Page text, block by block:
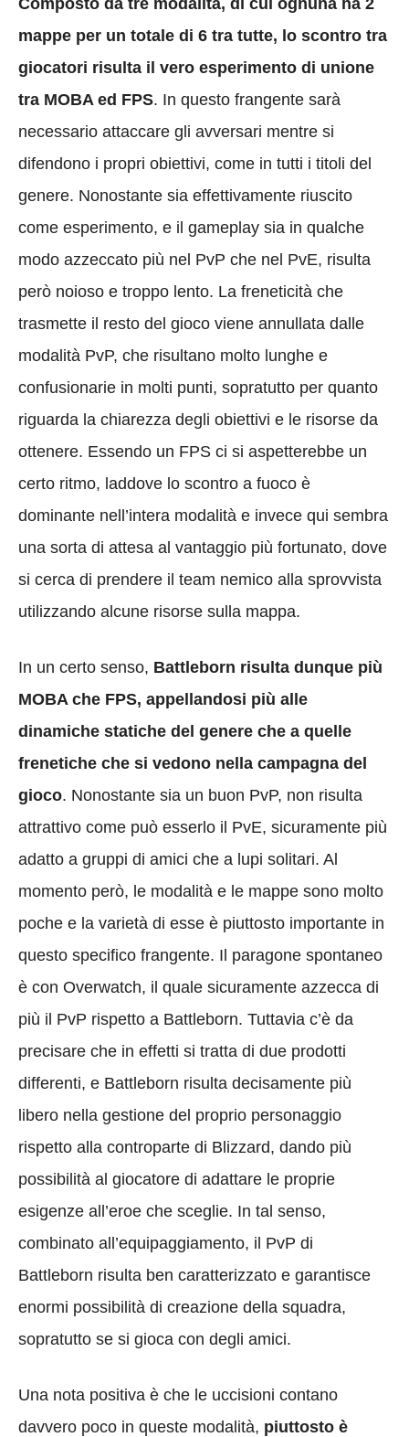
mappe per un totale di 6 tra tutte, lo scontro tra
giocatori risulta il vero esperimento di unione
tra MOBA ed FPS. In questo frangente sarà
necessario attaccare gli avversari mentre si
difendono i propri obiettivi, come in tutti i titoli del
genere. Nonostante sia effettivamente riuscito
come esperimento, e il gameplay sia in qualche
modo azzeccato più nel PvP che nel PvE, risulta
però noioso e troppo lento. La freneticità che
trasmette il resto del gioco viene annullata dalle
modalità PvP, che risultano molto lunghe e
confusionarie in molti punti, sopratutto per quanto
riguarda la chiarezza degli obiettivi e le risorse da
ottenere. Essendo un FPS ci si aspetterebbe un
certo ritmo, laddove lo scontro a fuoco è
dominante nell’intera modalità e invece qui sembra
una sorta di attesa al vantaggio più fortunato, dove
si cerca di prendere il team nemico alla sprovvista
utilizzando alcune risorse sulla mappa.
In un certo senso, Battleborn risulta dunque più
MOBA che FPS, appellandosi più alle
dinamiche statiche del genere che a quelle
frenetiche che si vedono nella campagna del
gioco. Nonostante sia un buon PvP, non risulta
attrattivo come può esserlo il PvE, sicuramente più
adatto a gruppi di amici che a lupi solitari. Al
momento però, le modalità e le mappe sono molto
poche e la varietà di esse è piuttosto importante in
questo specifico frangente. Il paragone spontaneo
è con Overwatch, il quale sicuramente azzecca di
più il PvP rispetto a Battleborn. Tuttavia c’è da
precisare che in effetti si tratta di due prodotti
differenti, e Battleborn risulta decisamente più
libero nella gestione del proprio personaggio
rispetto alla controparte di Blizzard, dando più
possibilità al giocatore di adattare le proprie
esigenze all’eroe che sceglie. In tal senso,
combinato all’equipaggiamento, il PvP di
Battleborn risulta ben caratterizzato e garantisce
enormi possibilità di creazione della squadra,
sopratutto se si gioca con degli amici.
Una nota positiva è che le uccisioni contano
davvero poco in queste modalità, piuttosto è